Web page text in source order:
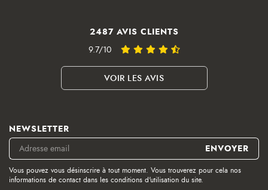
2487 AVIS CLIENTS
9.7/10
VOIR LES AVIS
NEWSLETTER
Vous pouvez vous désinscrire à tout moment. Vous trouverez pour cela nos
informations de contact dans les conditions d'utilisation du site.